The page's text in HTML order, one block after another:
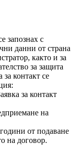
запознах с
данни от страна
както и за
за защита
контакт се
за контакт
на
от подаване
на договор.